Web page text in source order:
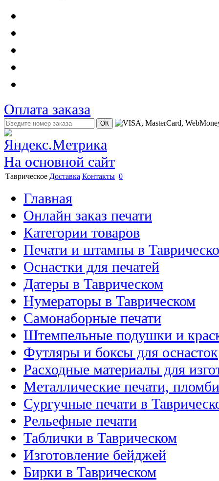
Оплата заказа
На основной сайт
Таврическое Доставка Контакты 0
Главная
Онлайн заказ печати
Категории товаров
Печати и штампы в
Оснастки для печатей
Датеры в Таврическом
Нумераторы в Таврическом
Самонаборные печати
Штемпельные подушки и
Футляры и боксы для оснасток
Расходные материалы для
Металлические печати,
Сургучные печати в
Рельефные печати
Таблички в Таврическом
Изготовление бейджей
Бирки в Таврическом